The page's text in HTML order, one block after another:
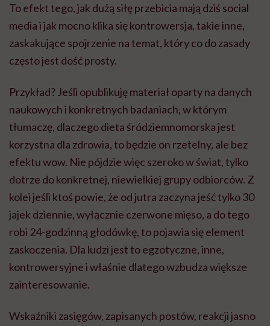
To efekt tego, jak dużą siłę przebicia mają dziś social
media i jak mocno klika się kontrowersja, takie inne,
zaskakujące spojrzenie na temat, który co do zasady
często jest dość prosty.
Przykład? Jeśli opublikuję materiał oparty na danych
naukowych i konkretnych badaniach, w którym
tłumaczę, dlaczego dieta śródziemnomorska jest
korzystna dla zdrowia, to będzie on rzetelny, ale bez
efektu wow. Nie pójdzie więc szeroko w świat, tylko
dotrze do konkretnej, niewielkiej grupy odbiorców. Z
kolei jeśli ktoś powie, że od jutra zaczyna jeść tylko 30
jajek dziennie, wyłącznie czerwone mięso, a do tego
robi 24-godzinną głodówkę, to pojawia się element
zaskoczenia. Dla ludzi jest to egzotyczne, inne,
kontrowersyjne i właśnie dlatego wzbudza większe
zainteresowanie.
Wskaźniki zasięgów, zapisanych postów, reakcji jasno